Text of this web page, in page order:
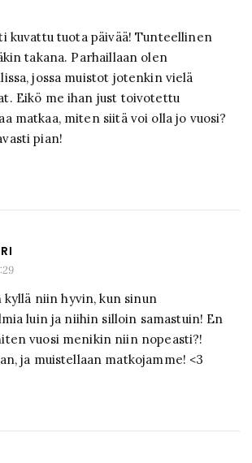
kuvattu tuota päivää! Tunteellinen
takana. Parhaillaan olen
jossa muistot jotenkin vielä
Eikö me ihan just toivotettu
matkaa, miten siitä voi olla jo vuosi?
pian!
kyllä niin hyvin, kun sinun
luin ja niihin silloin samastuin! En
vuosi menikin niin nopeasti?!
ja muistellaan matkojamme! <3